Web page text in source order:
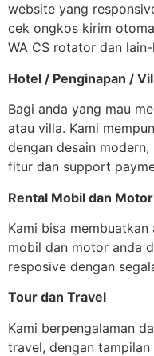
website yang
cek ongkos kirim
WA CS rotator dan lain-
Hotel / Penginapan /
Bagi anda yang mau
atau villa. Kami
dengan desain
fitur dan support
Rental Mobil dan Motor
Kami bisa
mobil dan motor anda
resposive dengan
Tour dan Travel
Kami berpengalaman
travel, dengan